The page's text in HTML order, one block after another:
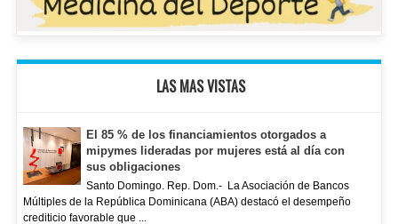
LAS MAS VISTAS
El 85 % de los financiamientos otorgados a
mipymes lideradas por mujeres está al día con
sus obligaciones
Santo Domingo. Rep. Dom.- La Asociación de Bancos
Múltiples de la República Dominicana (ABA) destacó el desempeño
crediticio favorable que ...